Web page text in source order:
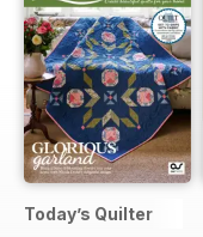
Today’s Quilter